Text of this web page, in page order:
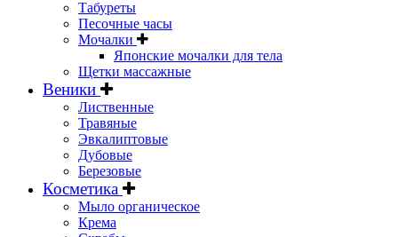
Табуреты
Песочные часы
Мочалки
Японские мочалки для тела
Щетки массажные
Веники
Лиственные
Травяные
Эвкалиптовые
Дубовые
Березовые
Косметика
Мыло органическое
Крема